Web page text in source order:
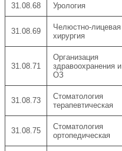
31.08.68 Урология
31.08.69
Челюстно-лицевая
хирургия
31.08.71
Организация
здравоохранения и
ОЗ
31.08.73
Стоматология
терапевтическая
31.08.75
Стоматология
ортопедическая